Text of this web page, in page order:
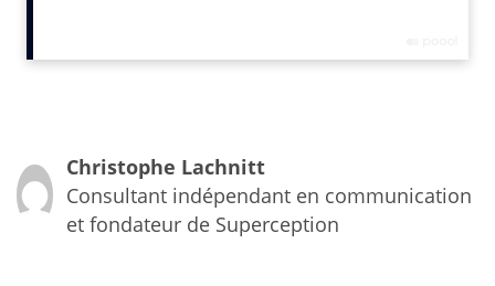
vous ne laisserez pas vos collaborateurs travailler
Certes, Eric Schmidt n’a jamais été réputé pour
Christophe Lachnitt
Consultant indépendant en communication
et fondateur de Superception